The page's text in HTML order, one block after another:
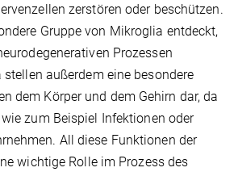
zerstören oder beschützen.
Gruppe von Mikroglia entdeckt,
Prozessen
außerdem eine besondere
dem Körper und dem Gehirn dar, da
zum Beispiel Infektionen oder
All diese Funktionen der
wichtige Rolle im Prozess des